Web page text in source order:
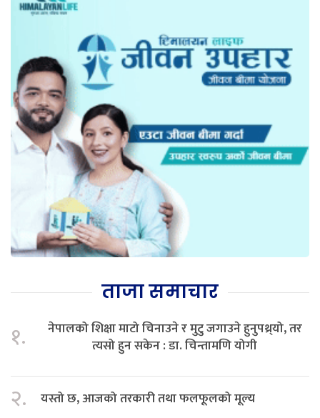
ताजा समाचार
१.
नेपालको शिक्षा माटो चिनाउने र मुटु जगाउने हुनुपथ्र्यो, तर
त्यसो हुन सकेन : डा. चिन्तामणि योगी
२. यस्तो छ, आजको तरकारी तथा फलफूलको मूल्य